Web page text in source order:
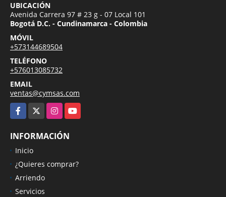
UBICACIÓN
Avenida Carrera 97 # 23 g - 07 Local 101
Bogotá D.C. - Cundinamarca - Colombia
MÓVIL
+573144689504
TELÉFONO
+576013085732
EMAIL
ventas@cymsas.com
Facebook
InstagramYouTube
INFORMACIÓN
Inicio
¿Quieres comprar?
Arriendo
Servicios